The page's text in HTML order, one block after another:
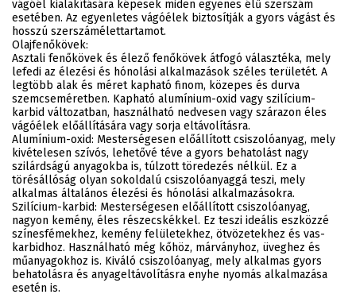
vágóél kialakítására képesek miden egyenes élű szerszám
esetében. Az egyenletes vágóélek biztosítják a gyors vágást és
hosszú szerszámélettartamot.
Olajfenőkövek:
Asztali fenőkövek és élező fenőkövek átfogó választéka, mely
lefedi az élezési és hónolási alkalmazások széles területét. A
legtöbb alak és méret kapható finom, közepes és durva
szemcseméretben. Kapható alumínium-oxid vagy szilícium-
karbid változatban, használható nedvesen vagy szárazon éles
vágóélek előállítására vagy sorja eltávolításra.
Alumínium-oxid: Mesterségesen előállított csiszolóanyag, mely
kivételesen szívós, lehetővé téve a gyors behatolást nagy
szilárdságú anyagokba is, túlzott töredezés nélkül. Ez a
törésállóság olyan sokoldalú csiszolóanyaggá teszi, mely
alkalmas általános élezési és hónolási alkalmazásokra.
Szilícium-karbid: Mesterségesen előállított csiszolóanyag,
nagyon kemény, éles részecskékkel. Ez teszi ideális eszközzé
színesfémekhez, kemény felületekhez, ötvözetekhez és vas-
karbidhoz. Használható még kőhöz, márványhoz, üveghez és
műanyagokhoz is. Kiváló csiszolóanyag, mely alkalmas gyors
behatolásra és anyageltávolításra enyhe nyomás alkalmazása
esetén is.